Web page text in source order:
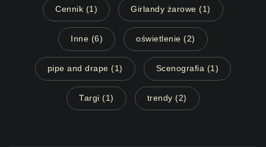
Cennik (1) Girlandy żarowe (1)
Inne (6) oświetlenie (2)
pipe and drape (1) Scenografia (1)
Targi (1) trendy (2)